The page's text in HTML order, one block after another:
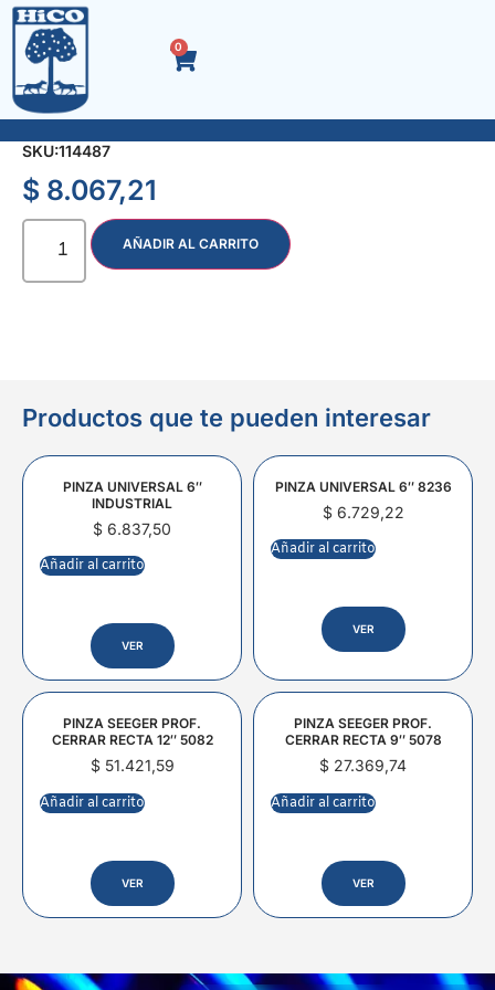
0
SACABOCADO INDIVIDUAL DE 14 mm.
SKU:114487
$ 8.067,21
AÑADIR AL CARRITO
Productos que te pueden interesar
PINZA UNIVERSAL 6″
INDUSTRIAL
$ 6.837,50
Añadir al carrito
VER
PINZA UNIVERSAL 6″ 8236
$6.729,22
Añadir al carrito
VER
PINZA SEEGER PROF.
CERRAR RECTA 12″ 5082
$51.421,59
Añadir al carrito
VER
PINZA SEEGER PROF.
CERRAR RECTA 9″ 5078
$ 27.369,74
Añadir al carrito
VER